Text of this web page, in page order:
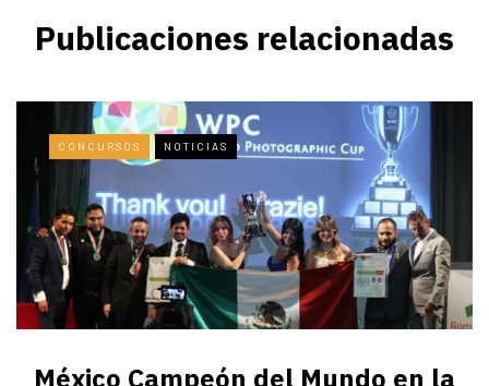
Publicaciones relacionadas
CONCURSOS NOTICIAS
México Campeón del Mundo en la